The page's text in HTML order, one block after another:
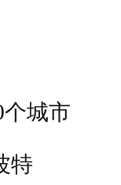
城市
特